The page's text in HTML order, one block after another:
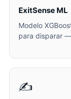
ExitSense ML
Modelo
para disparar
✍️